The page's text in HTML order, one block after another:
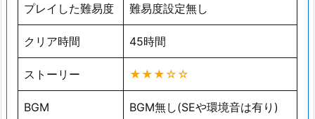
プレイした難易度 難易度設定無し
クリア時間 45時間
ストーリー ★★★☆☆
BGM BGM無し(SEや環境音は有り)